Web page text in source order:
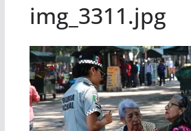
img_3311.jpg